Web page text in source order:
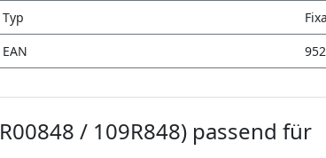
Typ
EAN
/ 109R848) passend für